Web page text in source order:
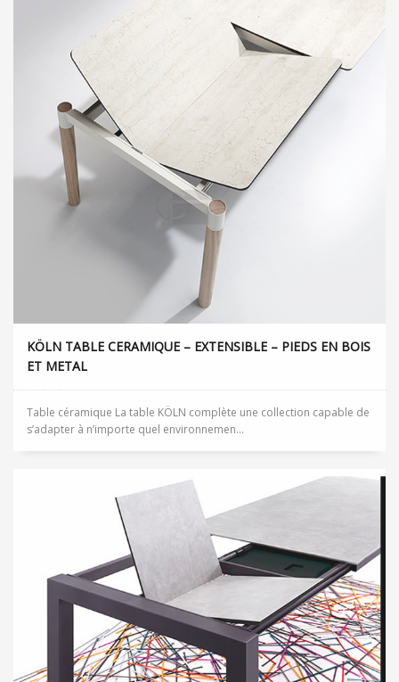
KÖLN TABLE CERAMIQUE – EXTENSIBLE – PIEDS EN BOIS
ET METAL
Table céramique La table KÖLN complète une collection capable de
s’adapter à n’importe quel environnemen...